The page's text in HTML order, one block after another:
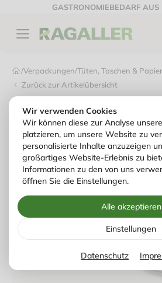
Wir verwenden Cookies
Wir können diese zur Analyse
platzieren, um unsere Website zu
personalisierte Inhalte anzuzeigen
großartiges Website-Erlebnis zu
Informationen zu den von uns
öffnen Sie die Einstellungen.
Alle akzeptieren
Einstellungen
Datenschutz
GASTRONOMIEBEDARF
/Verpackungen/Tüten, Taschen &
Zurück zur Artikelübersicht